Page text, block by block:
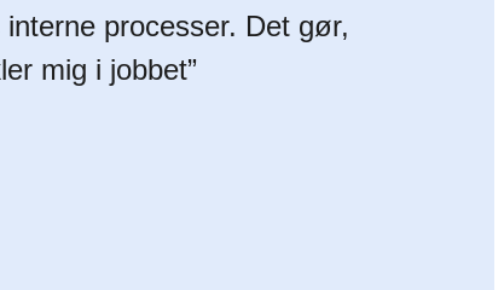
processer. Det gør,
mig i jobbet”